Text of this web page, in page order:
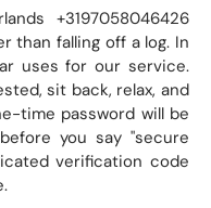
+3197058046426
than falling off a log. In
uses for our service.
sit back, relax, and
time password will be
you say "secure
verification code